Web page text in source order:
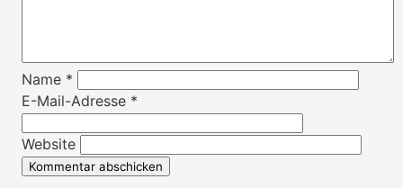
Name *
E-Mail-Adresse *
Website